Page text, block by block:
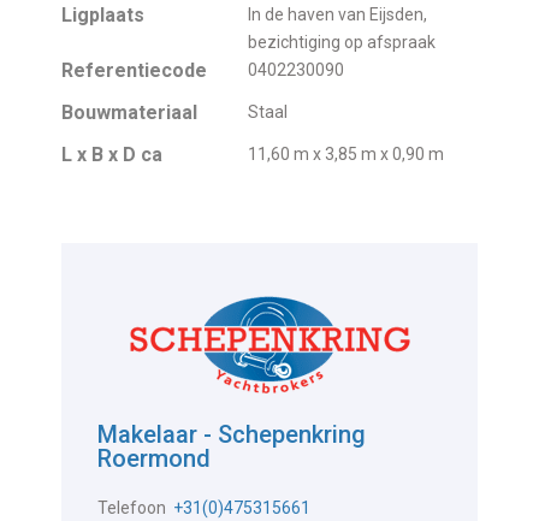
Ligplaats
In de haven van Eijsden,
bezichtiging op afspraak
Referentiecode 0402230090
Bouwmateriaal Staal
L x B x D ca 11,60 m x 3,85 m x 0,90 m
Makelaar - Schepenkring
Roermond
Telefoon +31(0)475315661